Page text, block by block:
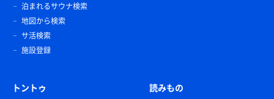
泊まれるサウナ検索
地図から検索
サ活検索
施設登録
トントゥ 読みもの